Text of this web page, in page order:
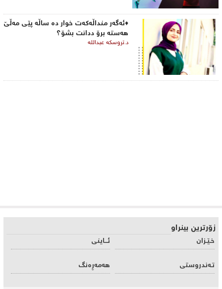
♦ئەگەر منداڵەکەت خوار دە ساڵە پێی مەڵێ
هەستە برۆ ددانت بشۆ؟
د.تروسکە عبداللە
زۆرترین بینراو
خـێـزان ئـــاینی
تـه‌ندروستی هه‌مه‌ڕه‌نگ